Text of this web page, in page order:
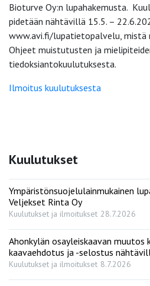
Bioturve Oy:n lupahakemusta.
pidetään nähtävillä 15.5. –
www.avi.fi/lupatietopalvelu, mistä
Ohjeet muistutusten ja
tiedoksiantokuulutuksesta.
Ilmoitus kuulutuksesta
Kuulutukset
Ympäristönsuojelulainmukainen
Veljekset Rinta Oy
Kuulutukset ja ilmoitukset 28.7.2026
Ahonkylän osayleiskaavan muutos
kaavaehdotus ja -selostus
Kuulutukset ja ilmoitukset 8.7.2026